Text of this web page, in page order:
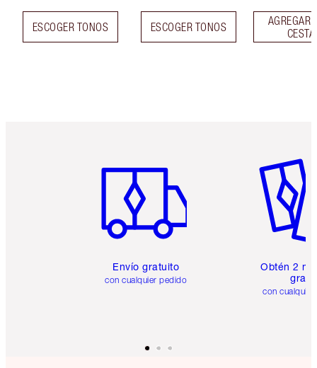
ESCOGER TONOS ESCOGER TONOS
AGREGAR
CESTA
Envío gratuito
con cualquier pedido
Obtén 2
gratis
con